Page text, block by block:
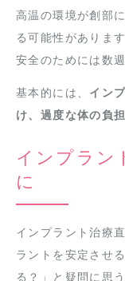
高温の環境が創部
る可能性がありま
安全のためには数
基本的には、 イン
け、過度な体の負
インプラン
に
インプラント治療
ラントを安定させ
る？」と疑問に思